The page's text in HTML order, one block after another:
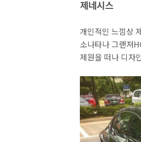
제네시스
개인적인 느낌상
소나타나 그랜져
제원을 떠나 디자